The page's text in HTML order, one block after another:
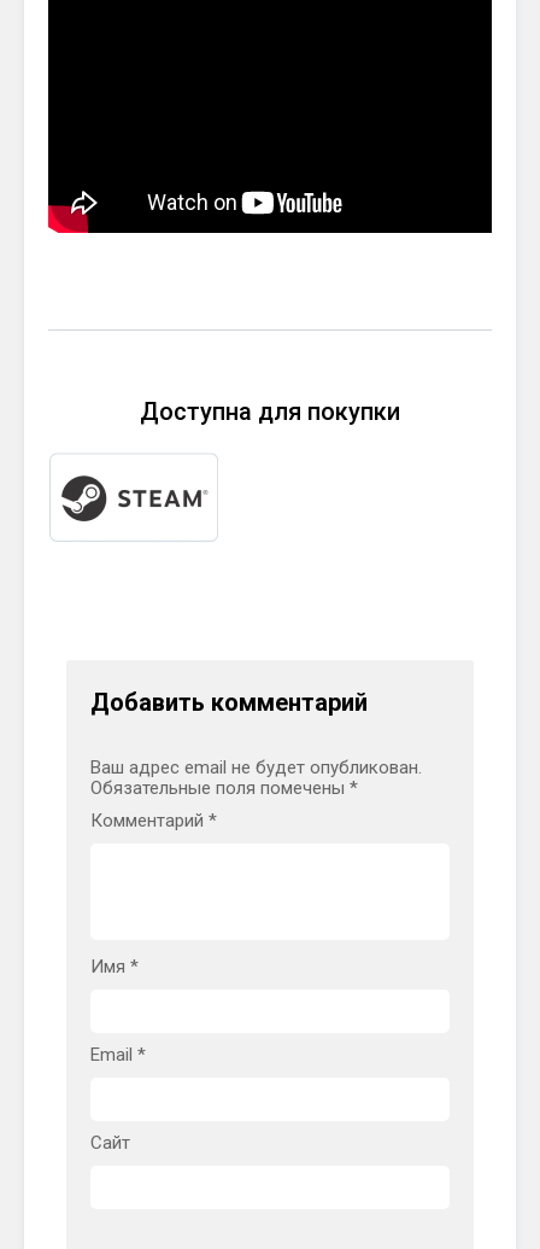
Доступна для покупки
Добавить комментарий
Ваш адрес email не будет опубликован.
Обязательные поля помечены *
Комментарий *
Имя *
Email *
Сайт